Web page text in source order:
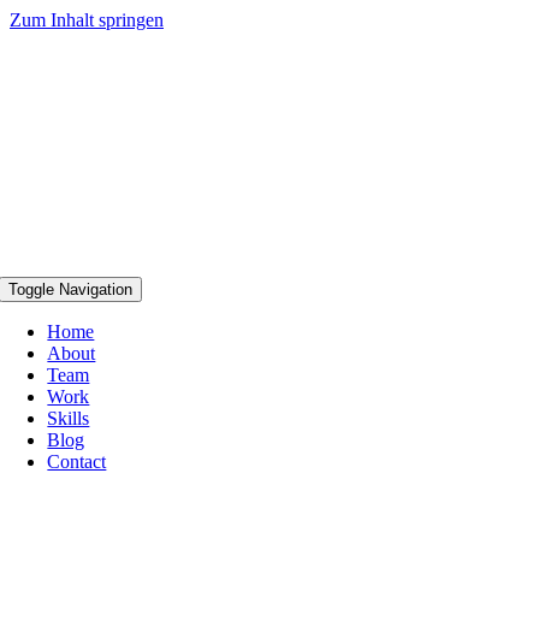
Zum Inhalt springen
Toggle Navigation
Home
About
Team
Work
Skills
Blog
Contact